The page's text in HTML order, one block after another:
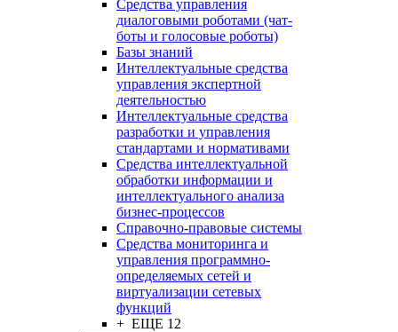
Средства управления
диалоговыми роботами (чат-
боты и голосовые роботы)
Базы знаний
Интеллектуальные средства
управления экспертной
деятельностью
Интеллектуальные средства
разработки и управления
стандартами и нормативами
Средства интеллектуальной
обработки информации и
интеллектуального анализа
бизнес-процессов
Справочно-правовые системы
Средства мониторинга и
управления программно-
определяемых сетей и
виртуализации сетевых
функций
+ ЕЩЕ 12